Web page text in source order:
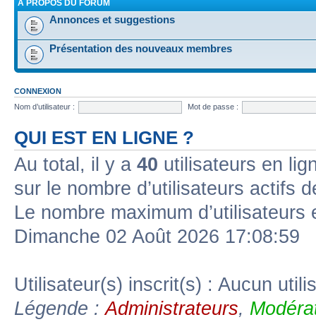
A PROPOS DU FORUM
Annonces et suggestions
Présentation des nouveaux membres
CONNEXION
Nom d’utilisateur :
Mot de passe :
QUI EST EN LIGNE ?
Au total, il y a 40 utilisateurs en
sur le nombre d’utilisateurs actifs
Le nombre maximum
Dimanche 02 Août 2026 17:08:59
Utilisateur(s) inscrit(s) : Aucun
Légende :Administrateurs,